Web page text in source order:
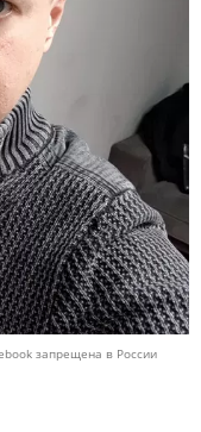
запрещена в России